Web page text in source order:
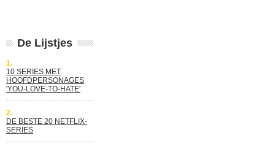
De Lijstjes
1.
10 SERIES MET
HOOFDPERSONAGES
'YOU-LOVE-TO-HATE'
2.
DE BESTE 20 NETFLIX-
SERIES